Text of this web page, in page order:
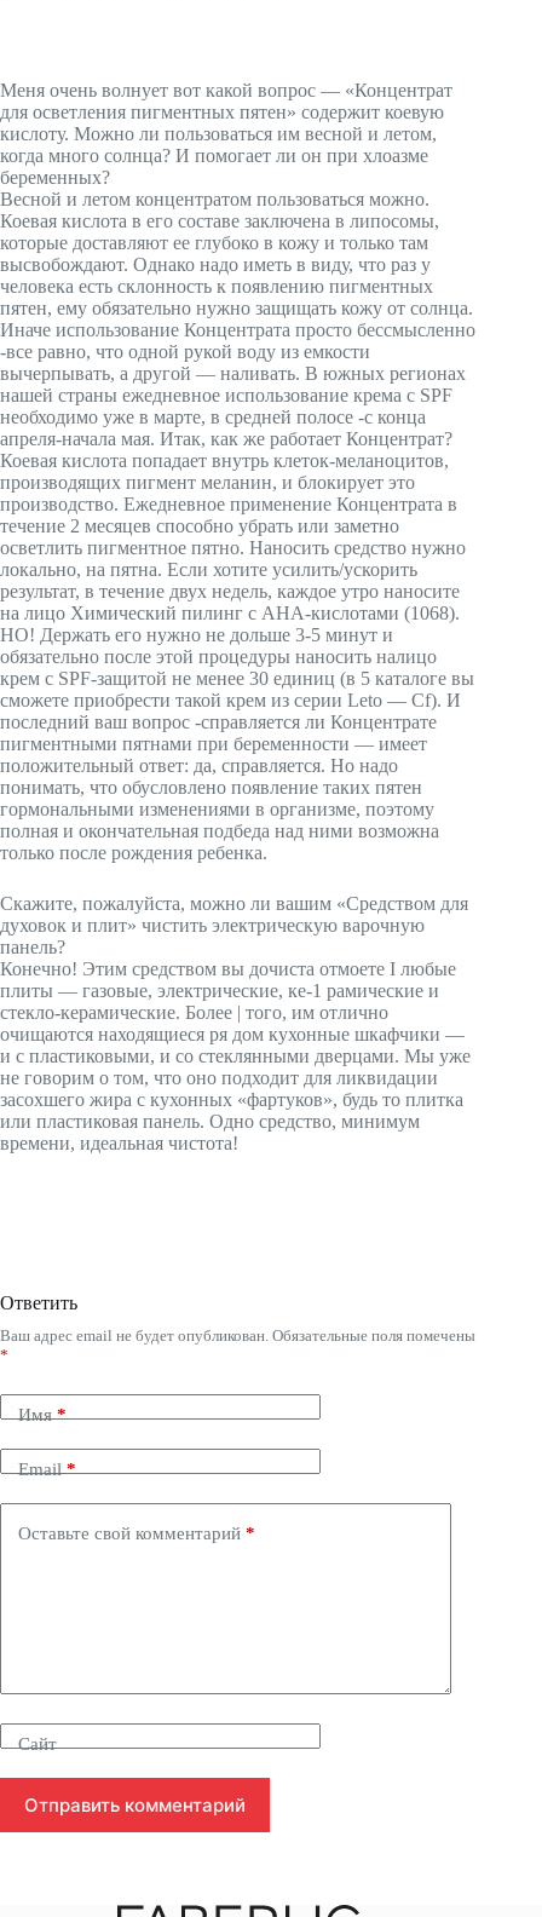
Меня очень волнует вот какой вопрос — «Концентрат
для осветления пигментных пятен» содержит коевую
кислоту. Можно ли пользоваться им весной и летом,
когда много солнца? И помогает ли он при хлоазме
беременных?
Весной и летом концентратом пользоваться можно.
Коевая кислота в его составе заключена в липосомы,
которые доставляют ее глубоко в кожу и только там
высвобождают. Однако надо иметь в виду, что раз у
человека есть склонность к появлению пигментных
пятен, ему обязательно нужно защищать кожу от солнца.
Иначе использование Концентрата просто бессмысленно
-все равно, что одной рукой воду из емкости
вычерпывать, а другой — наливать. В южных регионах
нашей страны ежедневное использование крема с SPF
необходимо уже в марте, в средней полосе -с конца
апреля-начала мая. Итак, как же работает Концентрат?
Коевая кислота попадает внутрь клеток-меланоцитов,
производящих пигмент меланин, и блокирует это
производство. Ежедневное применение Концентрата в
течение 2 месяцев способно убрать или заметно
осветлить пигментное пятно. Наносить средство нужно
локально, на пятна. Если хотите усилить/ускорить
результат, в течение двух недель, каждое утро наносите
на лицо Химический пилинг с АНА-кислотами (1068).
НО! Держать его нужно не дольше 3-5 минут и
обязательно после этой процедуры наносить налицо
крем с SPF-защитой не менее 30 единиц (в 5 каталоге вы
сможете приобрести такой крем из серии Leto — Cf). И
последний ваш вопрос -справляется ли Концентрате
пигментными пятнами при беременности — имеет
положительный ответ: да, справляется. Но надо
понимать, что обусловлено появление таких пятен
гормональными изменениями в организме, поэтому
полная и окончательная подбеда над ними возможна
только после рождения ребенка.
Скажите, пожалуйста, можно ли вашим «Средством для
духовок и плит» чистить электрическую варочную
панель?
Конечно! Этим средством вы дочиста отмоете I любые
плиты — газовые, электрические, ке-1 рамические и
стекло-керамические. Более | того, им отлично
очищаются находящиеся ря дом кухонные шкафчики —
и с пластиковыми, и со стеклянными дверцами. Мы уже
не говорим о том, что оно подходит для ликвидации
засохшего жира с кухонных «фартуков», будь то плитка
или пластиковая панель. Одно средство, минимум
времени, идеальная чистота!
Ответить
Ваш адрес email не будет опубликован. Обязательные поля помечены
*
Имя*
Email*
Оставьте свой комментарий *
Сайт
Отправить комментарий